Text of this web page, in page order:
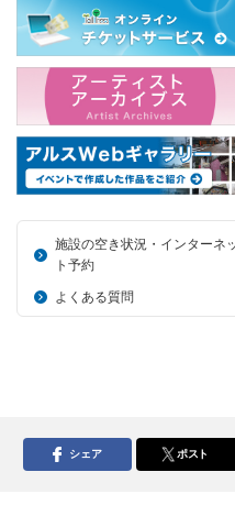
施設の空き状況・インターネ
ト予約
よくある質問
シェア ポスト